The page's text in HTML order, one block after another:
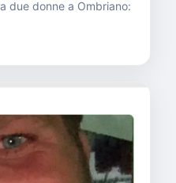
due donne a Ombriano: